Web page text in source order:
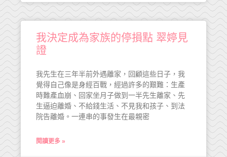
我決定成為家族的停損點 翠婷見
證
我先生在三年半前外遇離家，回顧這些日子，我
覺得自己像是身經百戰，經過許多的艱難：生產
時難產血崩、回家坐月子做到一半先生離家、先
生逼迫離婚、不給錢生活、不見我和孩子、到法
院告離婚。一連串的事發生在最親密
閱讀更多 »